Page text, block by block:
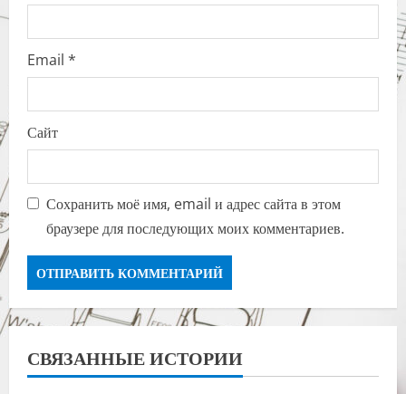
Email *
Сайт
Сохранить моё имя, email и адрес сайта в этом
браузере для последующих моих комментариев.
СВЯЗАННЫЕ ИСТОРИИ